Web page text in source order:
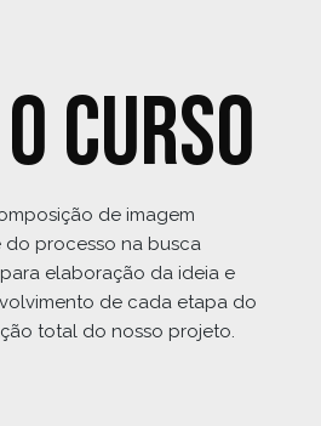
curso
de imagem
processo na busca
elaboração da ideia e
de cada etapa do
total do nosso projeto.